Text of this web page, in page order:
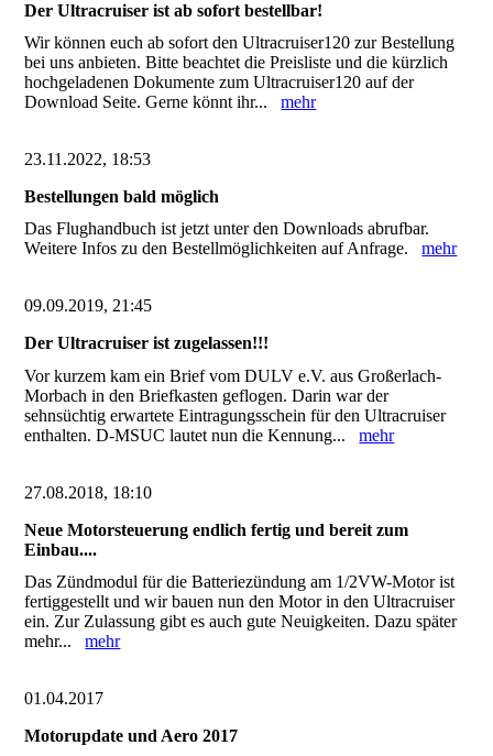
Der Ultracruiser ist ab sofort bestellbar!
Wir können euch ab sofort den Ultracruiser120 zur Bestellung
bei uns anbieten. Bitte beachtet die Preisliste und die kürzlich
hochgeladenen Dokumente zum Ultracruiser120 auf der
Download Seite. Gerne könnt ihr...mehr
23.11.2022, 18:53
Bestellungen bald möglich
Das Flughandbuch ist jetzt unter den Downloads abrufbar.
Weitere Infos zu den Bestellmöglichkeiten auf Anfrage.mehr
09.09.2019, 21:45
Der Ultracruiser ist zugelassen!!!
Vor kurzem kam ein Brief vom DULV e.V. aus Großerlach-
Morbach in den Briefkasten geflogen. Darin war der
sehnsüchtig erwartete Eintragungsschein für den Ultracruiser
enthalten. D-MSUC lautet nun die Kennung...mehr
27.08.2018, 18:10
Neue Motorsteuerung endlich fertig und bereit zum
Einbau....
Das Zündmodul für die Batteriezündung am 1/2VW-Motor ist
fertiggestellt und wir bauen nun den Motor in den Ultracruiser
ein. Zur Zulassung gibt es auch gute Neuigkeiten. Dazu später
mehr...mehr
01.04.2017
Motorupdate und Aero 2017